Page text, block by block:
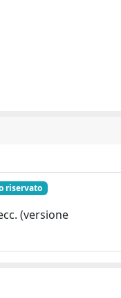
riservato
(versione